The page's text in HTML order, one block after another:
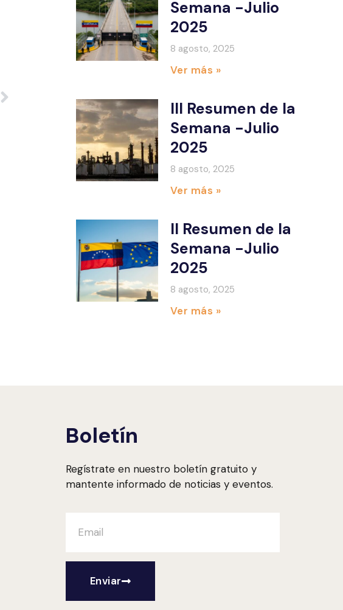
Semana -Julio
2025
8 agosto, 2025
Ver más »
III Resumen de la
Semana -Julio
2025
8 agosto, 2025
Ver más »
II Resumen de la
Semana -Julio
2025
8 agosto, 2025
Ver más »
Boletín
Regístrate en nuestro boletín gratuito y
mantente informado de noticias y eventos.
Enviar